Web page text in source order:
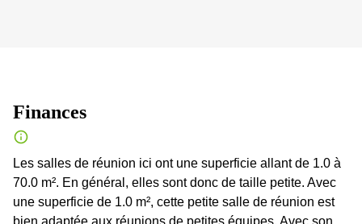
Finances
Les salles de réunion ici ont une superficie allant de 1.0 à
70.0 m². En général, elles sont donc de taille petite. Avec
une superficie de 1.0 m², cette petite salle de réunion est
bien adaptée aux réunions de petites équipes. Avec son